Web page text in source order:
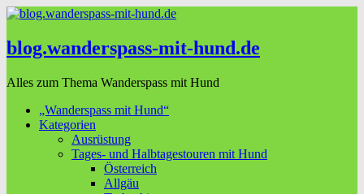
blog.wanderspass-mit-hund.de
Alles zum Thema Wanderspass mit Hund
„Wanderspass mit Hund“
Kategorien
Ausrüstung
Tages- und Halbtagestouren mit Hund
Österreich
Allgäu